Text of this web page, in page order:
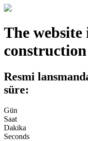
The website
construction
Resmi
süre:
Gün
Saat
Dakika
Seconds